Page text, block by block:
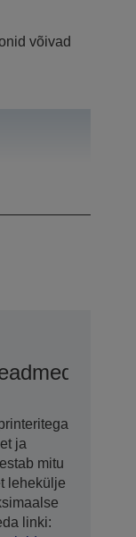
võivad
ja
mitu
lehekülje
linki: